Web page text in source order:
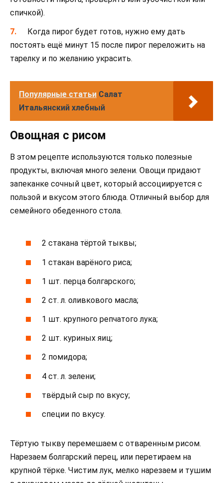
спичкой).
Когда пирог будет готов, нужно ему дать
постоять ещё минут 15 после пирог переложить на
тарелку и по желанию украсить.
Популярные статьи Салат
Итальянский хлебный
Овощная с рисом
В этом рецепте используются только полезные
продукты, включая много зелени. Овощи придают
запеканке сочный цвет, который ассоциируется с
пользой и вкусом этого блюда. Отличный выбор для
семейного обеденного стола.
2 стакана тёртой тыквы;
1 стакан варёного риса;
1 шт. перца болгарского;
2 ст. л. оливкового масла;
1 шт. крупного репчатого лука;
2 шт. куриных яиц;
2 помидора;
4 ст. л. зелени;
твёрдый сыр по вкусу;
специи по вкусу.
Тёртую тыкву перемешаем с отваренным рисом.
Нарезаем болгарский перец, или перетираем на
крупной тёрке. Чистим лук, мелко нарезаем и тушим